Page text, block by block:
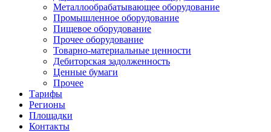
Металлообрабатывающее оборудование
Промышленное оборудование
Пищевое оборудование
Прочее оборудование
Товарно-материальные ценности
Дебиторская задолженность
Ценные бумаги
Прочее
Тарифы
Регионы
Площадки
Контакты